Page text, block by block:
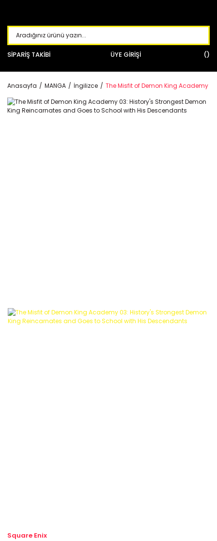
SİPARİŞ TAKİBİ ÜYE GİRİŞİ
Anasayfa MANGA İngilizce The Misfit of Demon King Academy
Square Enix